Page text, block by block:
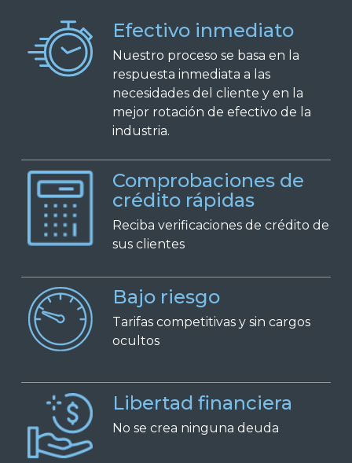
Efectivo inmediato
Nuestro proceso se basa en la
respuesta inmediata a las
necesidades del cliente y en la
mejor rotación de efectivo de la
industria.
Comprobaciones de
crédito rápidas
Reciba verificaciones de crédito de
sus clientes
Bajo riesgo
Tarifas competitivas y sin cargos
ocultos
Libertad financiera
No se crea ninguna deuda